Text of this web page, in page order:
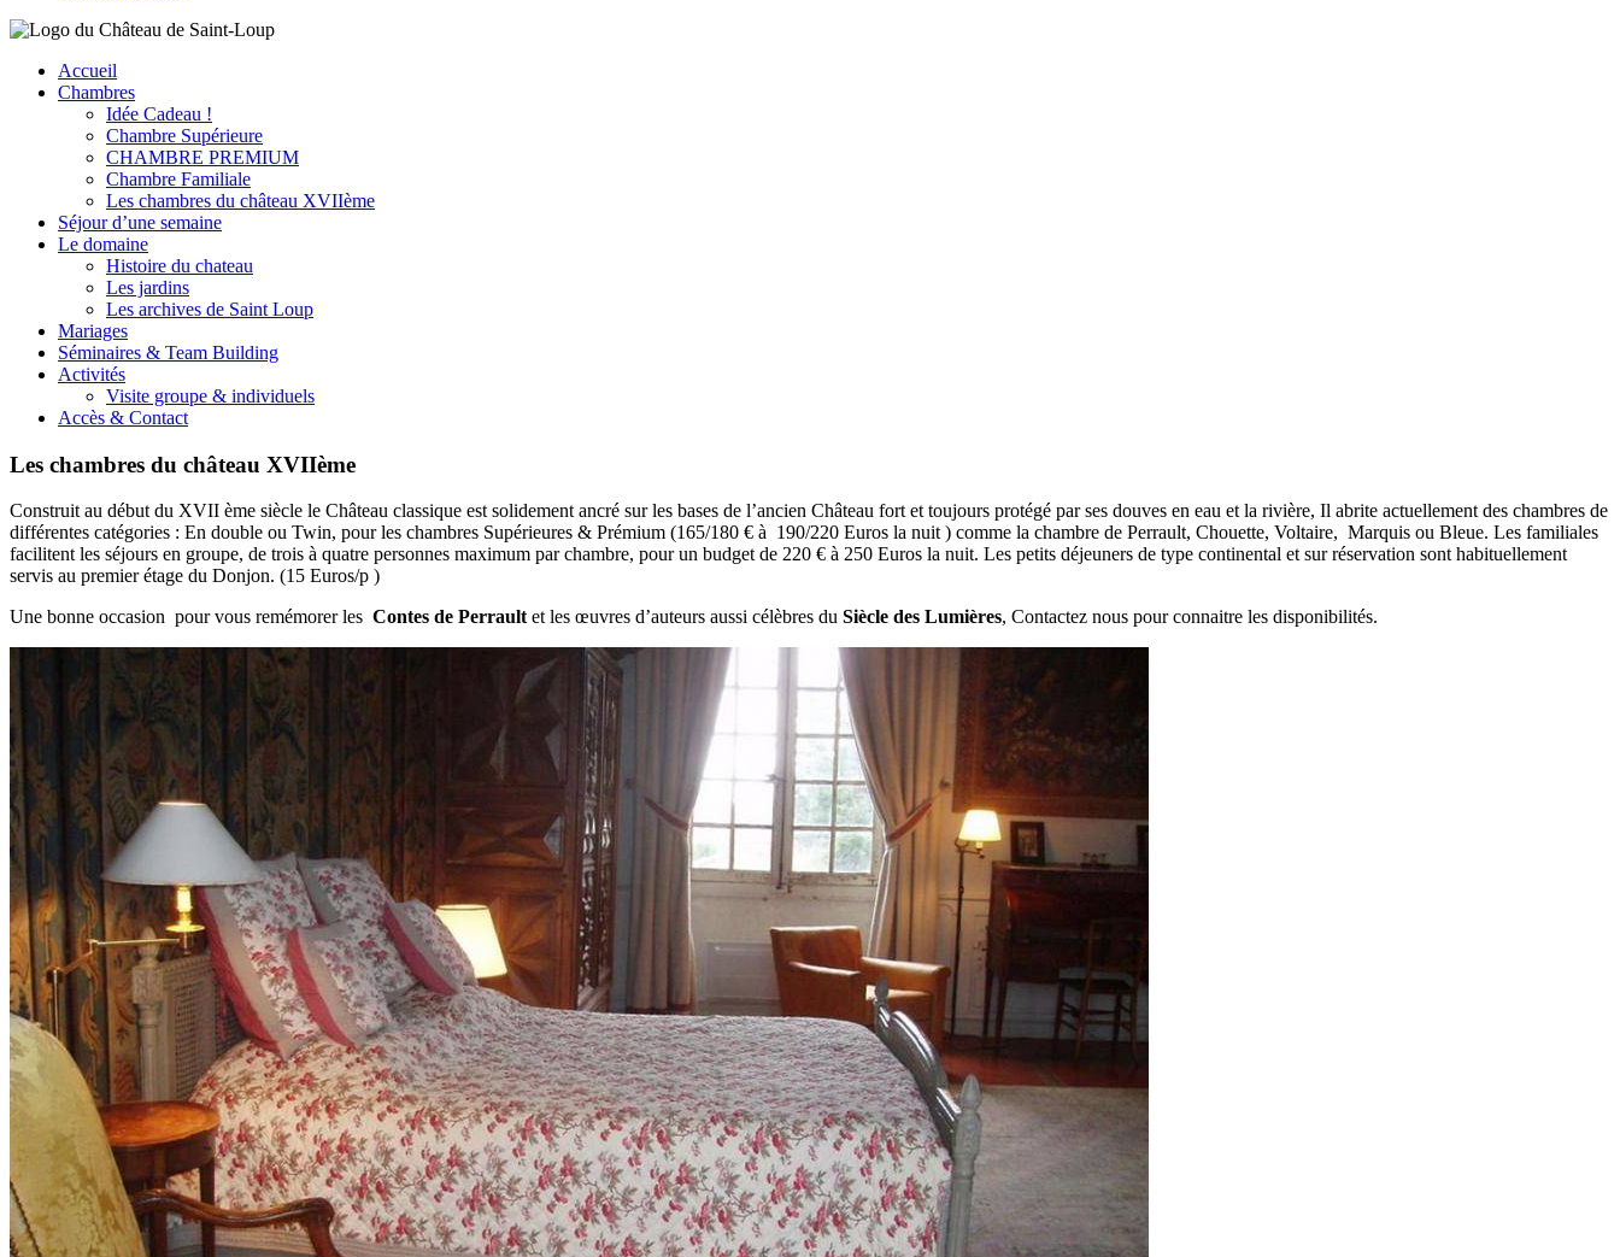
Accueil
Chambres
Idée Cadeau !
Chambre Supérieure
CHAMBRE PREMIUM
Chambre Familiale
Les chambres du château XVIIème
Séjour d’une semaine
Le domaine
Histoire du chateau
Les jardins
Les archives de Saint Loup
Mariages
Séminaires & Team Building
Activités
Visite groupe & individuels
Accès & Contact
Les chambres du château XVIIème
Construit au début du XVII ème siècle le Château classique est solidement ancré sur les bases de l’ancien Château fort et toujours protégé par ses douves en eau et la rivière, Il abrite actuellement des chambres de
différentes catégories : En double ou Twin, pour les chambres Supérieures & Prémium (165/180 € à 190/220 Euros la nuit ) comme la chambre de Perrault, Chouette, Voltaire, Marquis ou Bleue. Les familiales
facilitent les séjours en groupe, de trois à quatre personnes maximum par chambre, pour un budget de 220 € à 250 Euros la nuit. Les petits déjeuners de type continental et sur réservation sont habituellement
servis au premier étage du Donjon. (15 Euros/p )
Une bonne occasion pour vous remémorer les Contes de Perraultet les œuvres d’auteurs aussi célèbres du Siècle des Lumières, Contactez nous pour connaitre les disponibilités.